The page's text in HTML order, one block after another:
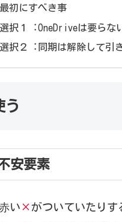
最初にすべき事
選択１︓OneDriveは要らな
選択２︓同期は解除して引
う
安要素
い ×がついていたりす